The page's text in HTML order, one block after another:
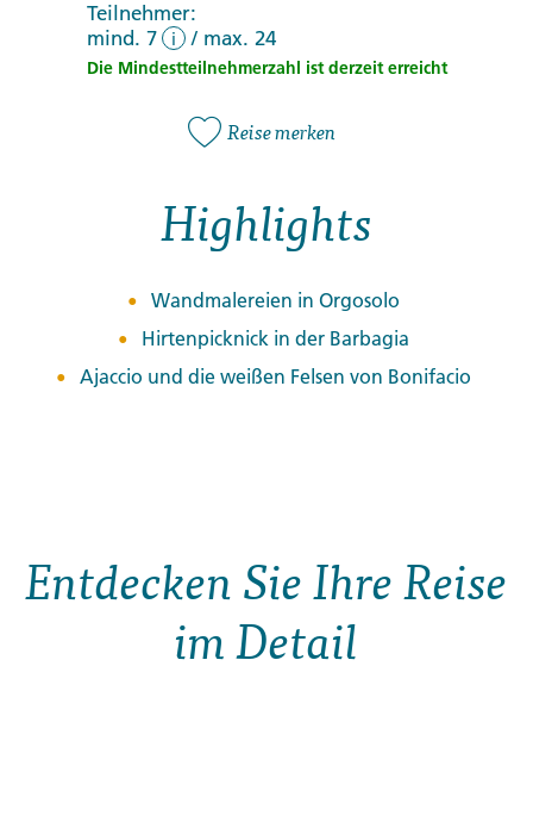
Teilnehmer:
mind. 7
i / max. 24
Die Mindestteilnehmerzahl ist derzeit erreicht
Reise merken
Highlights
Wandmalereien in Orgosolo
Hirtenpicknick in der Barbagia
Ajaccio und die weißen Felsen von Bonifacio
Entdecken Sie Ihre Reise
im Detail